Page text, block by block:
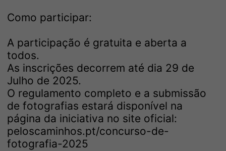
Como participar:
A participação é gratuita e aberta a
todos.
As inscrições decorrem até dia 29 de
Julho de 2025.
O regulamento completo e a submissão
de fotografias estará disponível na
página da iniciativa no site oficial:
peloscaminhos.pt/concurso-de-
fotografia-2025